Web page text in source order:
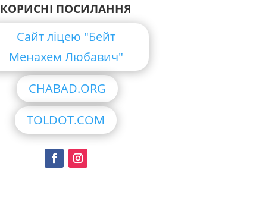
КОРИСНІ ПОСИЛАННЯ
Сайт ліцею "Бейт
Менахем Любавич"
CHABAD.ORG
TOLDOT.COM